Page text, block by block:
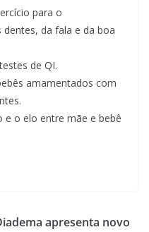
para o
da fala e da boa
de QI.
amamentados com
e o elo entre mãe e bebê
apresenta novo